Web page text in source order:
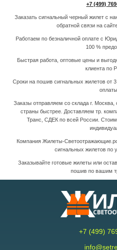
+7 (499)
Заказать сигнальный черный жилет с
обратной связи на
Работаем по безналичной оплате с
100 %
Быстрая работа, оптовые цены и
клиента по
Сроки на пошив сигнальных жилетов от
Заказы отправляем со склада г.
страны быстрее. Доставляем тр.
Транс, СДЕК по всей России.
Компания Жилеты-
сигнальных жилетов по
Заказывайте готовые жилеты или
пошив по вашим
+7 (499)